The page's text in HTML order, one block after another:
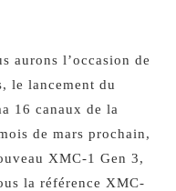
aurons l’occasion de
le lancement du
16 canaux de la
de mars prochain,
XMC-1 Gen 3,
la référence XMC-